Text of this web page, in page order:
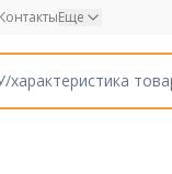
КонтактыЕще